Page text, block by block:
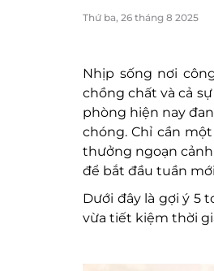
Thứ ba, 26 tháng 8 2025
Nhịp sống nơi
chồng chất và cả
phòng hiện nay
chóng. Chỉ cần
thưởng ngoạn
để bắt đầu tuần
Dưới đây là gợi ý 5
vừa tiết kiệm thời